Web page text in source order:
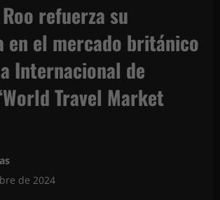
refuerza su
en el mercado británico
Internacional de
Travel Market
de 2024